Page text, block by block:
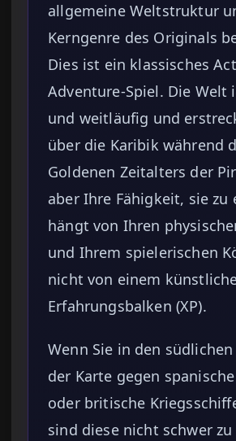
allgemeine Weltstruktur
Kerngenre des Originals
Dies ist ein klassisches
Adventure-Spiel. Die Welt
und weitläufig und
über die Karibik während
Goldenen Zeitalters der
aber Ihre Fähigkeit, sie zu
hängt von Ihren
und Ihrem spielerischen
nicht von einem
Erfahrungsbalken (XP).
Wenn Sie in den
der Karte gegen
oder britische
sind diese nicht schwer